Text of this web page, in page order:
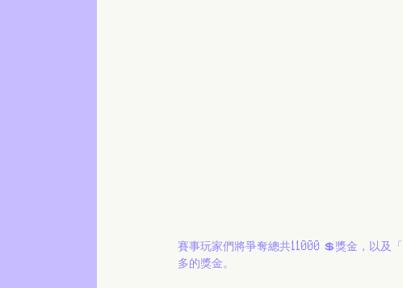
賽事玩家們將爭奪總共11000 💲獎金，以及「
多的獎金。